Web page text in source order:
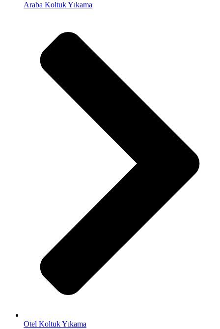
Araba Koltuk Yıkama
Otel Koltuk Yıkama